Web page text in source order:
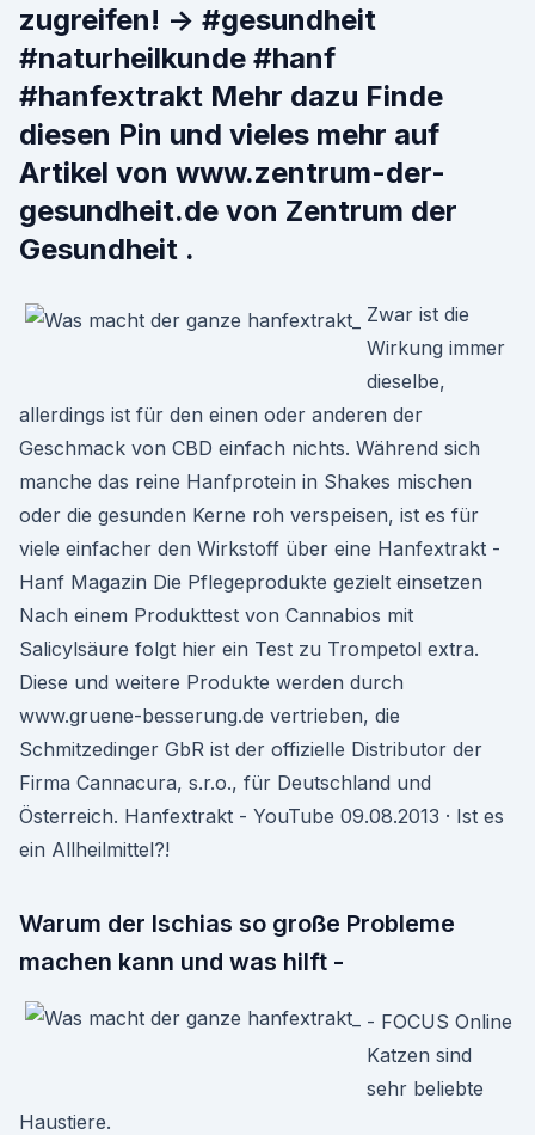
zugreifen! -> #gesundheit
#naturheilkunde #hanf
#hanfextrakt Mehr dazu Finde
diesen Pin und vieles mehr auf
Artikel von www.zentrum-der-
gesundheit.de von Zentrum der
Gesundheit .
Zwar ist die
Wirkung immer
dieselbe,
allerdings ist für den einen oder anderen der
Geschmack von CBD einfach nichts. Während sich
manche das reine Hanfprotein in Shakes mischen
oder die gesunden Kerne roh verspeisen, ist es für
viele einfacher den Wirkstoff über eine Hanfextrakt -
Hanf Magazin Die Pflegeprodukte gezielt einsetzen
Nach einem Produkttest von Cannabios mit
Salicylsäure folgt hier ein Test zu Trompetol extra.
Diese und weitere Produkte werden durch
www.gruene-besserung.de vertrieben, die
Schmitzedinger GbR ist der offizielle Distributor der
Firma Cannacura, s.r.o., für Deutschland und
Österreich. Hanfextrakt - YouTube 09.08.2013 · Ist es
ein Allheilmittel?!
Warum der Ischias so große Probleme
machen kann und was hilft -
- FOCUS Online
Katzen sind
sehr beliebte
Haustiere.